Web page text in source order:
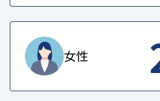
女性